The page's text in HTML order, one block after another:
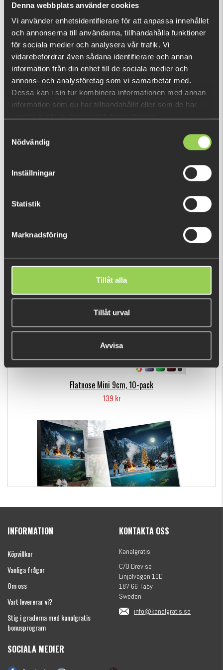
Denna webbplats använder cookies
Vi använder enhetsidentifierare för att anpassa innehållet
och annonserna till användarna, tillhandahålla funktioner
för sociala medier och analysera vår trafik. Vi
vidarebefordrar även sådana identifierare och annan
information från din enhet till de sociala medier och
annons- och analysföretag som vi samarbetar med.
Dessa kan i sin tur kombinera informationen med annan
information som du har tillhandahållit eller som de har
Nödvändig
Inställningar
Statistik
Marknadsföring
Tillåt alla
Tillåt urval
Avvisa
DU TITTADE NYLIGEN PÅ
POPULÄRA PRODUKTER
Flatnose Mini 9cm, 10-pack
139 kr
(julkalender)
INFORMATION
Köpvillkor
Vanliga frågor
Om oss
Vart levererar vi?
Stig i graderna med kanalgratis
bonusprogram
KONTAKTA OSS
Kanalgratis
C/O Drev.se
Linjalvägen 10D
187 66 Täby
Sweden
info@kanalgratis.se
SOCIALA MEDIER